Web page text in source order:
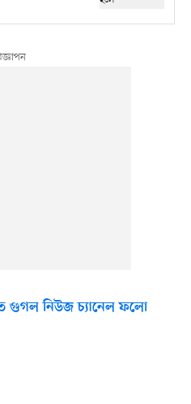
গুগল নিউজ চ্যানেল ফলো